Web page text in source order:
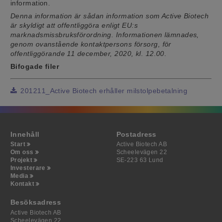
information.
Denna information är sådan information som Active Biotech
är skyldigt att offentliggöra enligt EU:s
marknadsmissbruksförordning. Informationen lämnades,
genom ovanstående kontaktpersons försorg, för
offentliggörande 11 december, 2020, kl. 12.00.
Bifogade filer
201211_Active Biotech erhåller milstolpebetalning
Innehåll
Start
Om oss
Projekt
Investerare
Media
Kontakt
Postadress
Active Biotech AB
Scheelevägen 22
SE-223 63 Lund
Besöksadress
Active Biotech AB
Scheelevägen 22